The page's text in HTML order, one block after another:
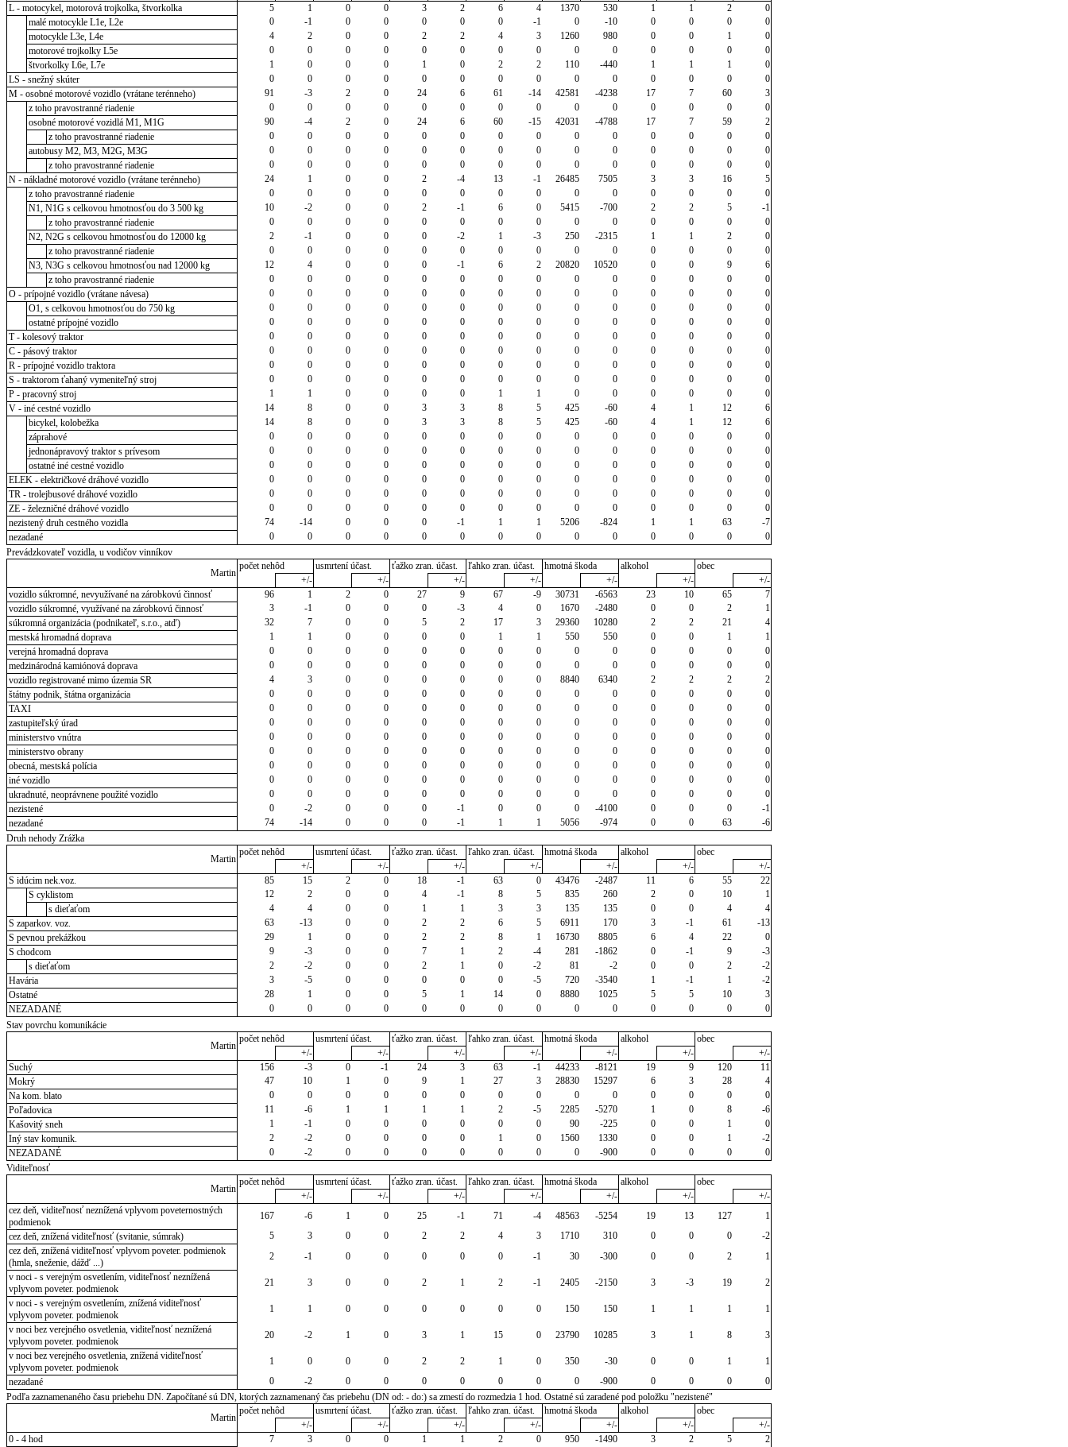
L - motocykel, motorová trojkolka, štvorkolka
5 1 0 0 3 2 6 4 1370 530 1 1 2
0
malé motocykle L1e, L2e
0 -1 0 0 0 0 0 -1 0 -10 0 0 0
0
motocykle L3e, L4e
4 2 0 0 2 2 4 3 1260 980 0 0 1
0
motorové trojkolky L5e
0 0 0 0 0 0 0 0 0 0 0 0 0
0
štvorkolky L6e, L7e
1 0 0 0 1 0 2 2 110 -440 1 1 1
0
LS - snežný skúter
0 0 0 0 0 0 0 0 0 0 0 0 0
0
M - osobné motorové vozidlo (vrátane terénneho)
91 -3 2 0 24 6 61 -14 42581 -4238 17 7 60
3
z toho pravostranné riadenie
0 0 0 0 0 0 0 0 0 0 0 0 0
0
osobné motorové vozidlá M1, M1G
90 -4 2 0 24 6 60 -15 42031 -4788 17 7 59
2
z toho pravostranné riadenie
0 0 0 0 0 0 0 0 0 0 0 0 0
0
autobusy M2, M3, M2G, M3G
0 0 0 0 0 0 0 0 0 0 0 0 0
0
z toho pravostranné riadenie
0 0 0 0 0 0 0 0 0 0 0 0 0
0
N - nákladné motorové vozidlo (vrátane terénneho)
24 1 0 0 2 -4 13 -1 26485 7505 3 3 16
5
z toho pravostranné riadenie
0 0 0 0 0 0 0 0 0 0 0 0 0
0
N1, N1G s celkovou hmotnosťou do 3 500 kg
10 -2 0 0 2 -1 6 0 5415 -700 2 2 5
-1
z toho pravostranné riadenie
0 0 0 0 0 0 0 0 0 0 0 0 0
0
N2, N2G s celkovou hmotnosťou do 12000 kg
2 -1 0 0 0 -2 1 -3 250 -2315 1 1 2
0
z toho pravostranné riadenie
0 0 0 0 0 0 0 0 0 0 0 0 0
0
N3, N3G s celkovou hmotnosťou nad 12000 kg
12 4 0 0 0 -1 6 2 20820 10520 0 0 9
6
z toho pravostranné riadenie
0 0 0 0 0 0 0 0 0 0 0 0 0
0
O - prípojné vozidlo (vrátane návesa)
0 0 0 0 0 0 0 0 0 0 0 0 0
0
O1, s celkovou hmotnosťou do 750 kg
0 0 0 0 0 0 0 0 0 0 0 0 0
0
ostatné prípojné vozidlo
0 0 0 0 0 0 0 0 0 0 0 0 0
0
T - kolesový traktor
0 0 0 0 0 0 0 0 0 0 0 0 0
0
C - pásový traktor
0 0 0 0 0 0 0 0 0 0 0 0 0
0
R - prípojné vozidlo traktora
0 0 0 0 0 0 0 0 0 0 0 0 0
0
S - traktorom ťahaný vymeniteľný stroj
0 0 0 0 0 0 0 0 0 0 0 0 0
0
P - pracovný stroj
1 1 0 0 0 0 1 1 0 0 0 0 0
0
V - iné cestné vozidlo
14 8 0 0 3 3 8 5 425 -60 4 1 12
6
bicykel, kolobežka
14 8 0 0 3 3 8 5 425 -60 4 1 12
6
záprahové
0 0 0 0 0 0 0 0 0 0 0 0 0
0
jednonápravový traktor s prívesom
0 0 0 0 0 0 0 0 0 0 0 0 0
0
ostatné iné cestné vozidlo
0 0 0 0 0 0 0 0 0 0 0 0 0
0
ELEK - električkové dráhové vozidlo
0 0 0 0 0 0 0 0 0 0 0 0 0
0
TR - trolejbusové dráhové vozidlo
0 0 0 0 0 0 0 0 0 0 0 0 0
0
ZE - železničné dráhové vozidlo
0 0 0 0 0 0 0 0 0 0 0 0 0
0
nezistený druh cestného vozidla
74 -14 0 0 0 -1 1 1 5206 -824 1 1 63
-7
nezadané
0 0 0 0 0 0 0 0 0 0 0 0 0
0
Prevádzkovateľ vozidla, u vodičov vinníkov
Martin
počet nehôd usmrtení účast. ťažko zran. účast. ľahko zran. účast. hmotná škoda alkohol
obec
+/-
+/- +/- +/- +/- +/-
+/-
vozidlo súkromné, nevyužívané na zárobkovú činnosť
96 1 2 0 27 9 67 -9 30731 -6563 23 10 65
7
vozidlo súkromné, využívané na zárobkovú činnosť
3 -1 0 0 0 -3 4 0 1670 -2480 0 0 2
1
súkromná organizácia (podnikateľ, s.r.o., atď)
32 7 0 0 5 2 17 3 29360 10280 2 2 21
4
mestská hromadná doprava
1 1 0 0 0 0 1 1 550 550 0 0 1
1
verejná hromadná doprava
0 0 0 0 0 0 0 0 0 0 0 0 0
0
medzinárodná kamiónová doprava
0 0 0 0 0 0 0 0 0 0 0 0 0
0
vozidlo registrované mimo územia SR
4 3 0 0 0 0 0 0 8840 6340 2 2 2
2
štátny podnik, štátna organizácia
0 0 0 0 0 0 0 0 0 0 0 0 0
0
TAXI
0 0 0 0 0 0 0 0 0 0 0 0 0
0
zastupiteľský úrad
0 0 0 0 0 0 0 0 0 0 0 0 0
0
ministerstvo vnútra
0 0 0 0 0 0 0 0 0 0 0 0 0
0
ministerstvo obrany
0 0 0 0 0 0 0 0 0 0 0 0 0
0
obecná, mestská polícia
0 0 0 0 0 0 0 0 0 0 0 0 0
0
iné vozidlo
0 0 0 0 0 0 0 0 0 0 0 0 0
0
ukradnuté, neoprávnene použité vozidlo
0 0 0 0 0 0 0 0 0 0 0 0 0
0
nezistené
0 -2 0 0 0 -1 0 0 0 -4100 0 0 0
-1
nezadané
74 -14 0 0 0 -1 1 1 5056 -974 0 0 63
-6
Druh nehody Zrážka
Martin
počet nehôd usmrtení účast. ťažko zran. účast. ľahko zran. účast. hmotná škoda alkohol
obec
+/-
+/- +/- +/- +/- +/-
+/-
S idúcim nek.voz.
85 15 2 0 18 -1 63 0 43476 -2487 11 6 55
22
S cyklistom
12 2 0 0 4 -1 8 5 835 260 2 0 10
1
s dieťaťom
4 4 0 0 1 1 3 3 135 135 0 0 4
4
S zaparkov. voz.
63 -13 0 0 2 2 6 5 6911 170 3 -1 61
-13
S pevnou prekážkou
29 1 0 0 2 2 8 1 16730 8805 6 4 22
0
S chodcom
9 -3 0 0 7 1 2 -4 281 -1862 0 -1 9
-3
s dieťaťom
2 -2 0 0 2 1 0 -2 81 -2 0 0 2
-2
Havária
3 -5 0 0 0 0 0 -5 720 -3540 1 -1 1
-2
Ostatné
28 1 0 0 5 1 14 0 8880 1025 5 5 10
3
NEZADANÉ
0 0 0 0 0 0 0 0 0 0 0 0 0
0
Stav povrchu komunikácie
Martin
počet nehôd usmrtení účast. ťažko zran. účast. ľahko zran. účast. hmotná škoda alkohol
obec
+/-
+/- +/- +/- +/- +/-
+/-
Suchý
156 -3 0 -1 24 3 63 -1 44233 -8121 19 9 120
11
Mokrý
47 10 1 0 9 1 27 3 28830 15297 6 3 28
4
Na kom. blato
0 0 0 0 0 0 0 0 0 0 0 0 0
0
Poľadovica
11 -6 1 1 1 1 2 -5 2285 -5270 1 0 8
-6
Kašovitý sneh
1 -1 0 0 0 0 0 0 90 -225 0 0 1
0
Iný stav komunik.
2 -2 0 0 0 0 1 0 1560 1330 0 0 1
-2
NEZADANÉ
0 -2 0 0 0 0 0 0 0 -900 0 0 0
0
Viditeľnosť
Martin
počet nehôd usmrtení účast. ťažko zran. účast. ľahko zran. účast. hmotná škoda alkohol
obec
+/-
+/- +/- +/- +/- +/-
+/-
cez deň, viditeľnosť neznížená vplyvom poveternostných
podmienok
167 -6 1 0 25 -1 71 -4 48563 -5254 19 13 127
1
cez deň, znížená viditeľnosť (svitanie, súmrak)
5 3 0 0 2 2 4 3 1710 310 0 0 0
-2
cez deň, znížená viditeľnosť vplyvom poveter. podmienok
(hmla, sneženie, dážď ...)
2 -1 0 0 0 0 0 -1 30 -300 0 0 2
1
v noci - s verejným osvetlením, viditeľnosť neznížená
vplyvom poveter. podmienok
21 3 0 0 2 1 2 -1 2405 -2150 3 -3 19
2
v noci - s verejným osvetlením, znížená viditeľnosť
vplyvom poveter. podmienok
1 1 0 0 0 0 0 0 150 150 1 1 1
1
v noci bez verejného osvetlenia, viditeľnosť neznížená
vplyvom poveter. podmienok
20 -2 1 0 3 1 15 0 23790 10285 3 1 8
3
v noci bez verejného osvetlenia, znížená viditeľnosť
vplyvom poveter. podmienok
1 0 0 0 2 2 1 0 350 -30 0 0 1
1
nezadané
0 -2 0 0 0 0 0 0 0 -900 0 0 0
0
Podľa zaznamenaného času priebehu DN. Započítané sú DN, ktorých zaznamenaný čas priebehu (DN od: - do:) sa zmestí do rozmedzia 1 hod. Ostatné sú zaradené pod položku "nezistené"
Martin
počet nehôd usmrtení účast. ťažko zran. účast. ľahko zran. účast. hmotná škoda alkohol
obec
+/-
+/- +/- +/- +/- +/-
+/-
0 - 4 hod
7 3 0 0 1 1 2 0 950 -1490 3 2 5
2